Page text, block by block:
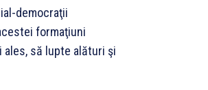
democraţii
formaţiuni
să lupte alături şi